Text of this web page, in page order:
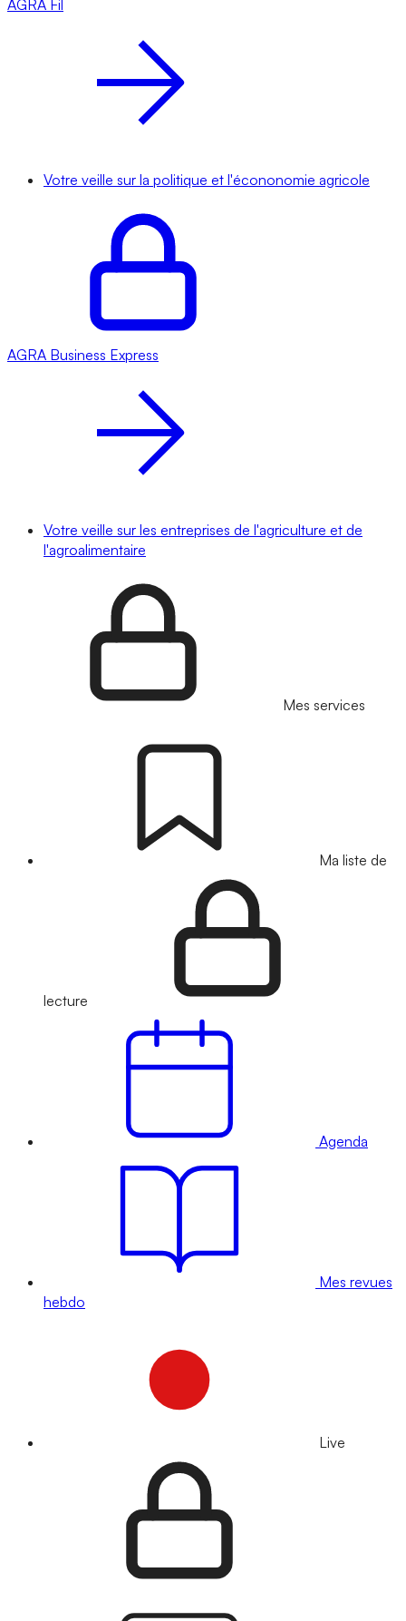
AGRA Fil
Votre veille sur la politique et l'écononomie agricole
AGRA Business Express
Votre veille sur les entreprises de l'agriculture et de
l'agroalimentaire
Mes services
Ma liste de
lecture
Agenda
Mes revues
hebdo
Live